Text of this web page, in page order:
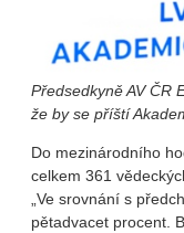
Předsedkyně AV ČR
že by se příští
Do mezinárodního
celkem 361
„Ve srovnání s
pětadvacet procent.